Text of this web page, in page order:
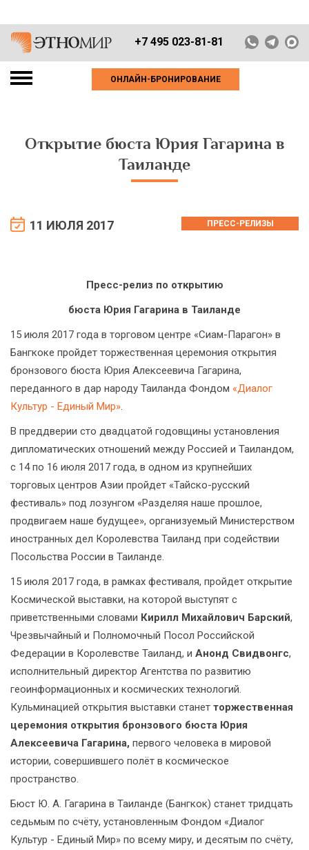
+7 495 023-81-81
ОНЛАЙН-БРОНИРОВАНИЕ
Открытие бюста Юрия Гагарина в
Таиланде
11 ИЮЛЯ 2017 ПРЕСС-РЕЛИЗЫ
Пресс-релиз по открытию
бюста Юрия Гагарина в Таиланде
15 июля 2017 года в торговом центре «Сиам-Парагон» в
Бангкоке пройдет торжественная церемония открытия
бронзового бюста Юрия Алексеевича Гагарина,
переданного в дар народу Таиланда Фондом «Диалог
Культур - Единый Мир».
В преддверии сто двадцатой годовщины установления
дипломатических отношений между Россией и Таиландом,
с 14 по 16 июля 2017 года, в одном из крупнейших
торговых центров Азии пройдет «Тайско-русский
фестиваль» под лозунгом «Разделяя наше прошлое,
продвигаем наше будущее», организуемый Министерством
иностранных дел Королевства Таиланд при содействии
Посольства России в Таиланде.
15 июля 2017 года, в рамках фестиваля, пройдет открытие
Космической выставки, на которой выступят с
приветственными словами Кирилл Михайлович Барский,
Чрезвычайный и Полномочный Посол Российской
Федерации в Королевстве Таиланд, и Анонд Свидвонгс,
исполнительный директор Агентства по развитию
геоинформационных и космических технологий.
Кульминацией открытия выставки станет торжественная
церемония открытия бронзового бюста Юрия
Алексеевича Гагарина, первого человека в мировой
истории, совершившего полёт в космическое
пространство.
Бюст Ю. А. Гагарина в Таиланде (Бангкок) станет тридцать
седьмым по счёту, установленным Фондом «Диалог
Культур - Единый Мир» по всему миру, и десятым по счёту,